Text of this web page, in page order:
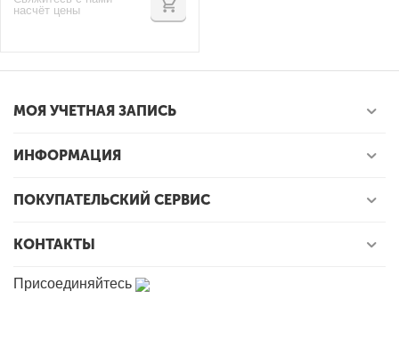
насчёт цены
МОЯ УЧЕТНАЯ ЗАПИСЬ
ИНФОРМАЦИЯ
ПОКУПАТЕЛЬСКИЙ СЕРВИС
КОНТАКТЫ
Присоединяйтесь